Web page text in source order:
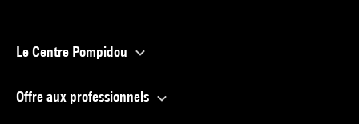
Le Centre Pompidou
Offre aux professionnels